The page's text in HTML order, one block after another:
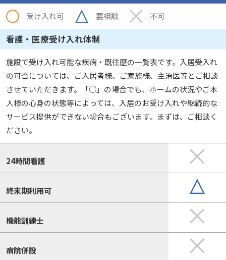
受け入れ可 要相談 不可
看護・医療受け入れ体制
施設で受け入れ可能な疾病・既往歴の一覧表です。入居受入れ
の可否については、ご入居者様、ご家族様、主治医等とご相談
させていただきます。「○」の場合でも、ホームの状況やご本
人様の心身の状態等によっては、入居のお受け入れや継続的な
サービス提供ができない場合もございます。まずは、ご相談く
ださい。
24時間看護
終末期利用可
機能訓練士
病院併設